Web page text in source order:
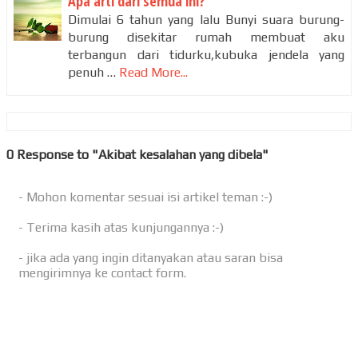
Dimulai 6 tahun yang lalu Bunyi suara burung-
burung disekitar rumah membuat aku
terbangun dari tidurku,kubuka jendela yang
penuh … Read More...
0 Response to "Akibat kesalahan yang dibela"
- Mohon komentar sesuai isi artikel teman :-)
- Terima kasih atas kunjungannya :-)
- jika ada yang ingin ditanyakan atau saran bisa
mengirimnya ke contact form.